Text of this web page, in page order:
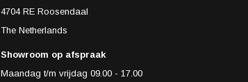
4704 RE Roosendaal
The Netherlands
Showroom op afspraak
Maandag t/m vrijdag 09.00 - 17.00